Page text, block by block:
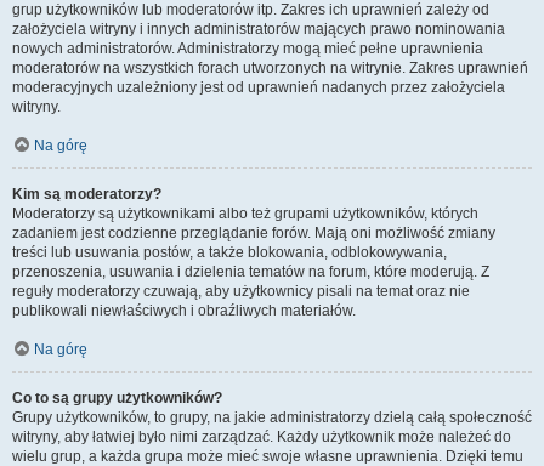
grup użytkowników lub moderatorów itp. Zakres ich uprawnień zależy od
założyciela witryny i innych administratorów mających prawo nominowania
nowych administratorów. Administratorzy mogą mieć pełne uprawnienia
moderatorów na wszystkich forach utworzonych na witrynie. Zakres uprawnień
moderacyjnych uzależniony jest od uprawnień nadanych przez założyciela
witryny.
Na górę
Kim są moderatorzy?
Moderatorzy są użytkownikami albo też grupami użytkowników, których
zadaniem jest codzienne przeglądanie forów. Mają oni możliwość zmiany
treści lub usuwania postów, a także blokowania, odblokowywania,
przenoszenia, usuwania i dzielenia tematów na forum, które moderują. Z
reguły moderatorzy czuwają, aby użytkownicy pisali na temat oraz nie
publikowali niewłaściwych i obraźliwych materiałów.
Na górę
Co to są grupy użytkowników?
Grupy użytkowników, to grupy, na jakie administratorzy dzielą całą społeczność
witryny, aby łatwiej było nimi zarządzać. Każdy użytkownik może należeć do
wielu grup, a każda grupa może mieć swoje własne uprawnienia. Dzięki temu